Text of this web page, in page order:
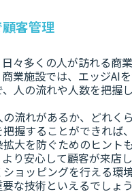
客管理
々多くの人が訪れる商
業施設では、エッジAI
人の流れや人数を把握
の流れがあるか、どれく
握することができれば
大を防ぐためのヒント
り安心して顧客が来店
ョッピングを行える環
な技術といえるでしょう